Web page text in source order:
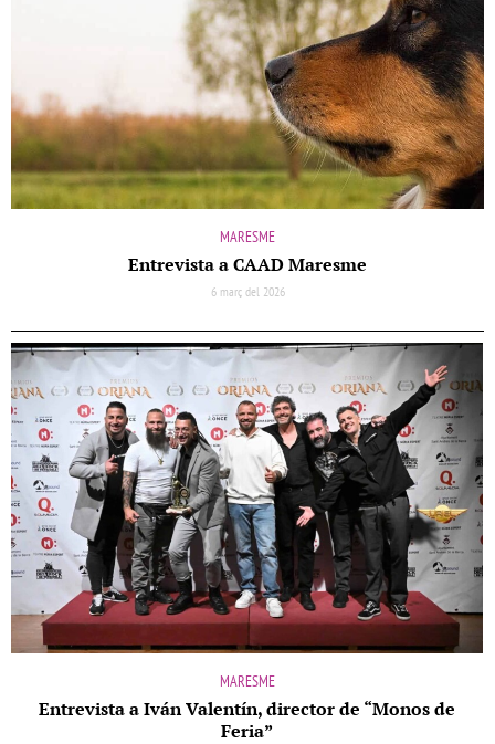
MARESME
Entrevista a CAAD Maresme
6 març del 2026
MARESME
Entrevista a Iván Valentín, director de “Monos de
Feria”